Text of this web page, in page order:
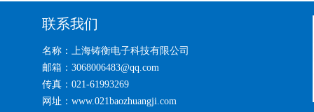
联系我们
名称：上海铸衡电子科技有限公司
邮箱：3068006483@qq.com
传真：021-61993269
网址：www.021baozhuangji.com